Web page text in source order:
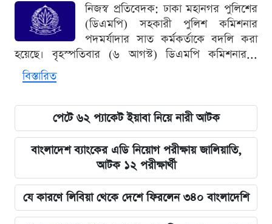
নিজস্ব প্রতিবেদক: ঢাকা মহানগর পুলিশের
(ডিএমপি) সহকারী পুলিশ কমিশনার
পদমর্যাদার সাত কর্মকর্তাকে বদলি করা
হয়েছে। বৃহস্পতিবার (৬ আগস্ট) ডিএমপি কমিশনার...
বিস্তারিত
পেটে ৬২ প্যাকেট ইয়াবা নিয়ে নারী আটক
বাংলাদেশ ব্যাংকের এডি নিয়োগ পরীক্ষায় জালিয়াতি,
আটক ১২ পরীক্ষার্থী
যে কারণে লিবিয়া থেকে দেশে ফিরলেন ৩৪০ বাংলাদেশি